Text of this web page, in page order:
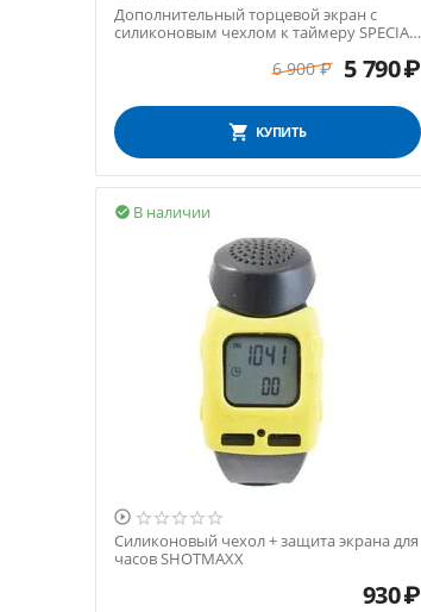
Дополнительный торцевой экран с
силиконовым чехлом к таймеру SPECIAL
6 900 ₽ 5 790₽
КУПИТЬ
В наличии


Силиконовый чехол + защита экрана для
часов SHOTMAXX
930₽